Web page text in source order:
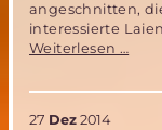
angeschnitten,
interessierte
Weiterlesen …
27 Dez 2014